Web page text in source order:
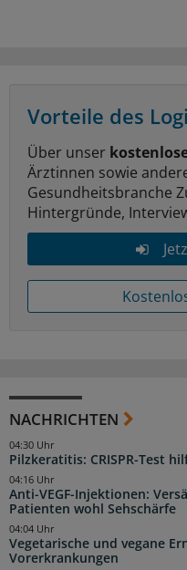
Vorteile des
Über unser
Ärztinnen sowie
Gesundheitsbranche
Hintergründe,
NACHRICHTEN
Pilzkeratitis: CRISPR-Test
04:30 Uhr
Anti-VEGF-Injektionen:
Patienten wohl Sehschärfe
04:16 Uhr
Vegetarische und vegane
Vorerkrankungen
04:04 Uhr